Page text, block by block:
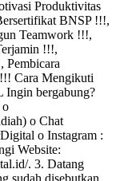
Produktivitas
BNSP !!!,
Teamwork !!!,
!!!,
Pembicara
Cara Mengikuti
bergabung?
o
o Chat
o Instagram :
Website:
. 3. Datang